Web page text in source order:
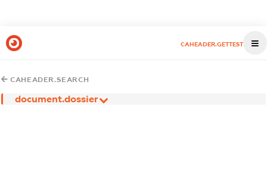
CAHEADER.GETTEST
CAHEADER.SEARCH
document.dossier